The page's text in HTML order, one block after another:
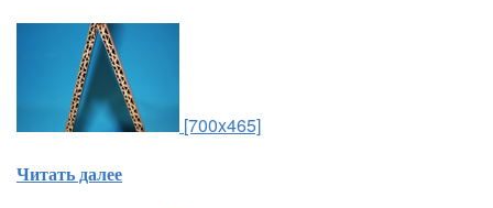
[700x465]
Читать далее